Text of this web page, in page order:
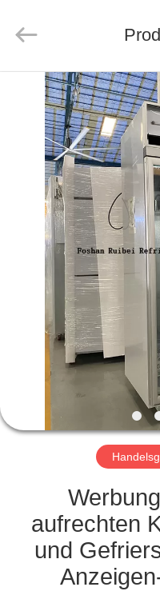
HAUS
PRODUKTE
ÜBER
UNS
FABRIK-
AUSFLUG
SIE
MIT
VERBINDUNG
Ltd..
aufrechten
und